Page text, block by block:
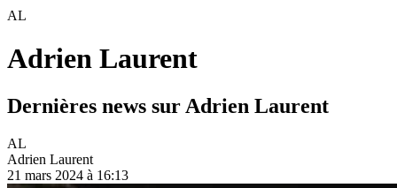
AL
Adrien Laurent
Dernières news sur Adrien Laurent
AL
Adrien Laurent
21 mars 2024 à 16:13